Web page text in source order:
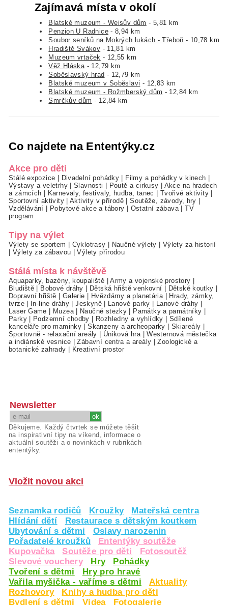
Zajímavá místa v okolí
Blatské muzeum - Weisův dům - 5,81 km
Penzion U Radnice- 8,94 km
Soubor seníků na Mokrých lukách - Třeboň - 10,78 km
Hradiště Svákov - 11,81 km
Muzeum vrtaček - 12,55 km
Věž Hláska- 12,79 km
Soběslavský hrad - 12,79 km
Blatské muzeum v Soběslavi - 12,83 km
Blatské muzeum - Rožmberský dům - 12,84 km
Smrčkův dům - 12,84 km
Co najdete na Ententýky.cz
Akce pro děti
Stálé expozice Divadelní pohádky Filmy a pohádky v kinech
Výstavy a veletrhy|Slavnosti Poutě a cirkusy
Akce na hradech
a zámcích
Karnevaly, festivaly, hudba, tanec Tvořivé aktivity
Sportovní aktivity|Aktivity v přírodě |Soutěže, závody, hry
Vzdělávání
Pobytové akce a tábory Ostatní zábava|TV
program
Tipy na výlet
Výlety se sportem Cyklotrasy Naučné výlety
Výlety za historií
Výlety za zábavou |Výlety přírodou
Stálá místa k návštěvě
Aquaparky, bazény, koupaliště |Army a vojenské prostory
Bludiště
Bobové dráhy Dětská hřiště venkovní Dětské koutky
Dopravní hřiště
Galerie Hvězdárny a planetária|
Hrady, zámky,
tvrze| In-line dráhy |Jeskyně| Lanové parky Lanové dráhy
Laser Game
Muzea| Naučné stezky Památky a památníky
Parky| Podzemní chodby Rozhledny a vyhlídky
Sdílené
kanceláře pro maminky |Skanzeny a archeoparky Skiareály
Sportovně - relaxační areály
Úniková hra|Westernová městečka
a indiánské vesnice |Zábavní centra a areály |Zoologické a
botanické zahrady
Kreativní prostor
Newsletter
Děkujeme. Každý čtvrtek se můžete těšit
na inspirativní tipy na víkend, informace o
aktuální soutěži a o novinkách v rubrikách
ententýky.
Vložit novou akci
Seznamka rodičů Kroužky
Mateřská centra
Hlídání dětí
Restaurace s dětským koutkem
Ubytování s dětmi
Oslavy narozenin
Pořadatelé kroužků
Ententýky soutěže
Kupovačka
Soutěže pro děti
Fotosoutěž
Slevové vouchery
Hry
Pohádky
Tvoření s dětmi
Hry pro hravé
Vařila myšička - vaříme s dětmi
Aktuality
Rozhovory
Knihy a hudba pro děti
Bydlení s dětmi
Videa Fotogalerie